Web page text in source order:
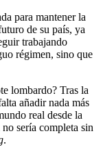
para mantener la
de su país, ya
trabajando
régimen, sino que
lombardo? Tras la
añadir nada más
real desde la
sería completa sin
.